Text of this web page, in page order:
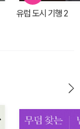
유럽 도시 기행 2